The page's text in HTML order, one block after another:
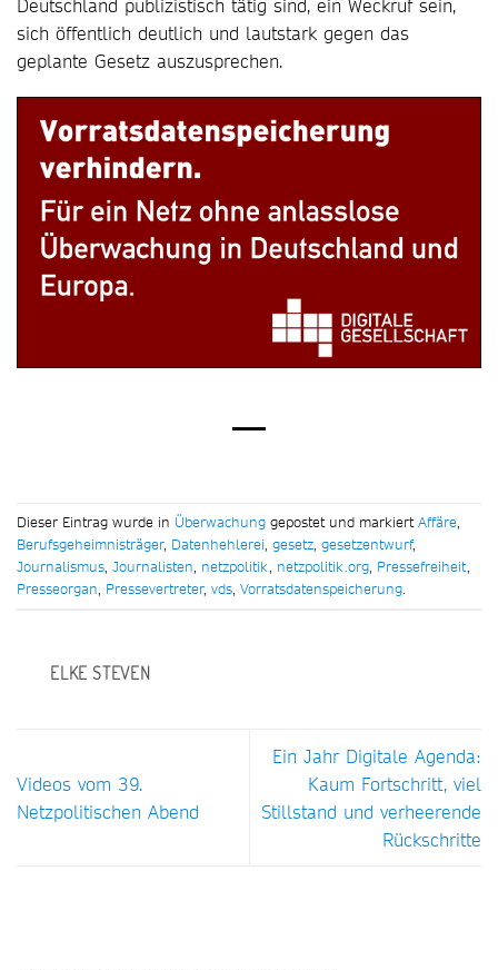
sich öffentlich deutlich und lautstark gegen das
geplante Gesetz auszusprechen.
Dieser Eintrag wurde in Überwachung gepostet und markiertAffäre,
Berufsgeheimnisträger, Datenhehlerei, gesetz, gesetzentwurf,
Journalismus, Journalisten, netzpolitik, netzpolitik.org, Pressefreiheit,
Presseorgan, Pressevertreter, vds, Vorratsdatenspeicherung.
ELKE STEVEN
Videos vom 39.
Netzpolitischen Abend
Ein Jahr Digitale Agenda:
Kaum Fortschritt, viel
Stillstand und verheerende
Rückschritte